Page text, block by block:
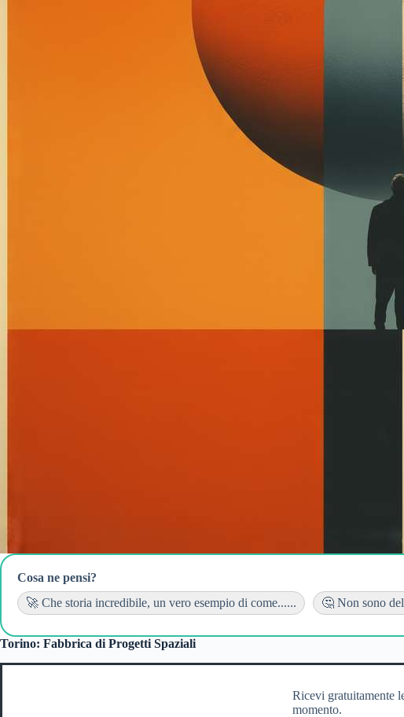
Cosa ne pensi?
🚀 Che storia incredibile, un vero esempio di come......
🤔 Non sono
Torino: Fabbrica di Progetti Spaziali
Ricevi gratuitamente
momento.